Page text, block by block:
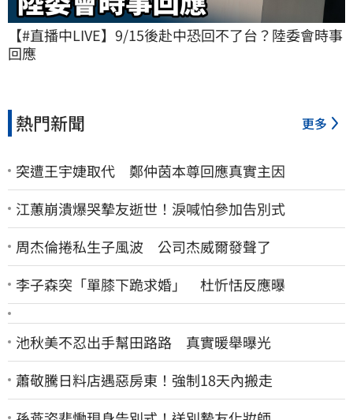
【#直播中LIVE】9/15後赴中恐回不了台？陸委會時事
回應
熱門新聞 更多
突遭王宇婕取代 鄭仲茵本尊回應真實主因
江蕙崩潰爆哭摯友逝世！淚喊怕參加告別式
周杰倫捲私生子風波 公司杰威爾發聲了
李子森突「單膝下跪求婚」 杜忻恬反應曝
池秋美不忍出手幫田路路 真實暖舉曝光
蕭敬騰日料店遇惡房東！強制18天內搬走